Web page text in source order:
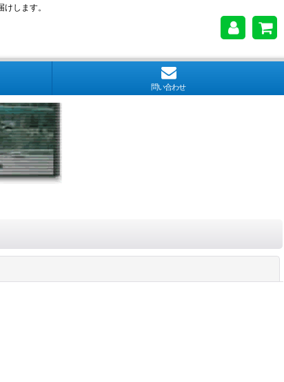
します。
問い合わせ